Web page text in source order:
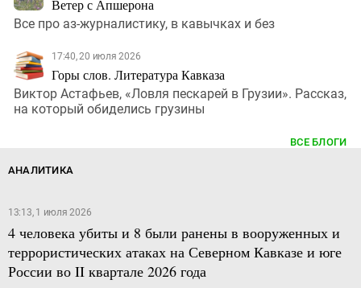
Ветер с Апшерона
Все про аз-журналистику, в кавычках и без
17:40, 20 июля 2026
Горы слов. Литература Кавказа
Виктор Астафьев, «Ловля пескарей в Грузии». Рассказ,
на который обиделись грузины
ВСЕ БЛОГИ
АНАЛИТИКА
13:13, 1 июля 2026
4 человека убиты и 8 были ранены в вооруженных и
террористических атаках на Северном Кавказе и юге
России во II квартале 2026 года